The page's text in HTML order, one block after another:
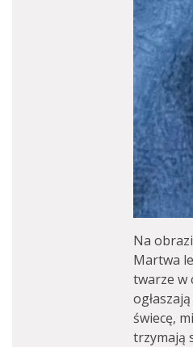
Na
Martwa
twarze w
świecę,
trzymają